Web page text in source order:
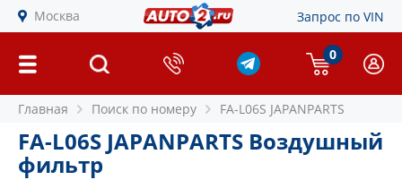
Москва Запрос по VIN
0
Главная Поиск по номеру FA-L06S JAPANPARTS
FA-L06S JAPANPARTS Воздушный
фильтр